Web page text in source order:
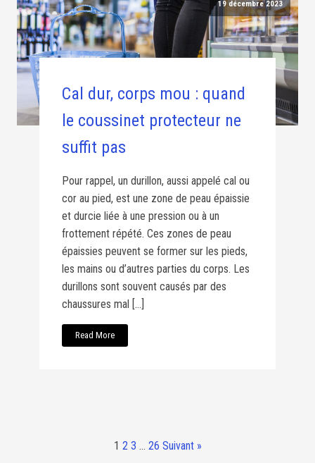
19 décembre 2023
Cal dur, corps mou : quand
le coussinet protecteur ne
suffit pas
Pour rappel, un durillon, aussi appelé cal ou
cor au pied, est une zone de peau épaissie
et durcie liée à une pression ou à un
frottement répété. Ces zones de peau
épaissies peuvent se former sur les pieds,
les mains ou d’autres parties du corps. Les
durillons sont souvent causés par des
chaussures mal […]
Read More
1 2 3 … 26 Suivant »